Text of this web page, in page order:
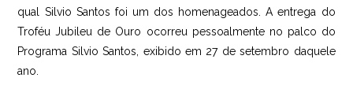
qual Silvio Santos foi um dos homenageados. A entrega do
Troféu Jubileu de Ouro ocorreu pessoalmente no palco do
Programa Silvio Santos, exibido em 27 de setembro daquele
ano.